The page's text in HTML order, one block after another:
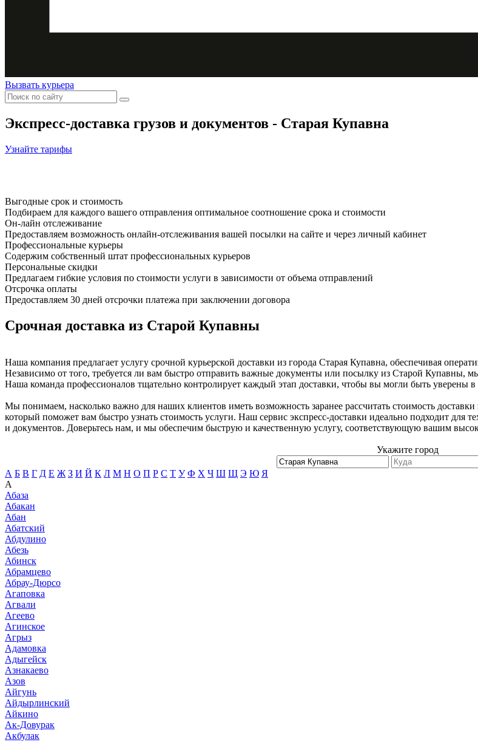
Вызвать курьера
Экспресс-доставка грузов и документов - Старая Купавна
Узнайте тарифы
Выгодные срок и стоимость
Подбираем для каждого вашего отправления оптимальное соотношение срока и стоимости
Он-лайн отслеживание
Предоставляем возможность онлайн-отслеживания вашей посылки на сайте и через личный кабинет
Профессиональные курьеры
Содержим собственный штат профессиональных курьеров
Персональные скидки
Предлагаем гибкие условия по стоимости услуги в зависимости от объема отправлений
Отсрочка оплаты
Предоставляем 30 дней отсрочки платежа при заключении договора
Срочная доставка из Старой Купавны
Наша компания предлагает услугу срочной курьерской доставки из города Старая Купавна, обеспечивая
Независимо от того, требуется ли вам быстро отправить важные документы или посылку из Старой Купавны,
Наша команда профессионалов тщательно контролирует каждый этап доставки, чтобы вы могли быть уверены в
Мы понимаем, насколько важно для наших клиентов иметь возможность заранее рассчитать стоимость
который поможет вам быстро узнать стоимость услуги. Наш сервис экспресс-доставки идеально подходит для
и документов. Доверьтесь нам, и мы обеспечим быструю и качественную услугу, соответствующую вашим
Укажите город
А Б В Г Д Е Ж З И Й К Л М Н О П Р С Т У Ф Х Ч Ш Щ Э Ю Я
А
Абаза
Абакан
Абан
Абатский
Абдулино
Абезь
Абинск
Абрамцево
Абрау-Дюрсо
Агаповка
Агвали
Агеево
Агинское
Агрыз
Адамовка
Адыгейск
Азнакаево
Азов
Айгунь
Айдырлинский
Айкино
Ак-Довурак
Акбулак